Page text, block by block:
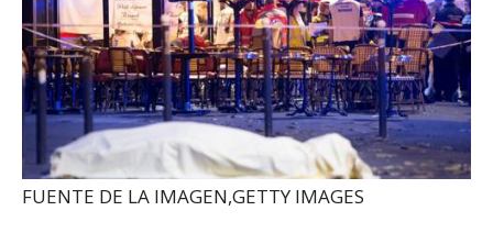
FUENTE DE LA IMAGEN,GETTY IMAGES